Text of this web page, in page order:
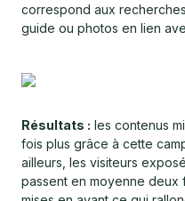
correspond aux
guide ou photos en lien
Résultats : les contenus
fois plus grâce à cette
ailleurs, les visiteurs
passent en moyenne deux